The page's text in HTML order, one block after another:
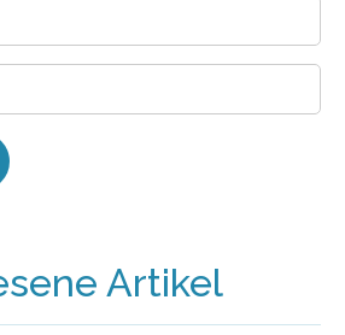
Artikel